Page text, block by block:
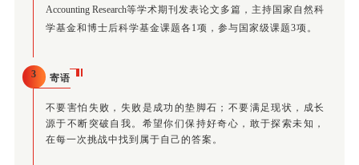
Accounting Research等学术期刊发表论文多篇，主持国家自然科
学基金和博士后科学基金课题各1项，参与国家级课题3项。
3 寄语
不要害怕失败，失败是成功的垫脚石；不要满足现状，成长
源于不断突破自我。希望你们保持好奇心，敢于探索未知，
在每一次挑战中找到属于自己的答案。